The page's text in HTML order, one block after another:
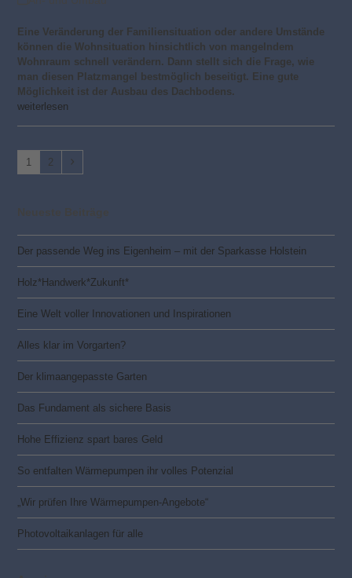
Eine Veränderung der Familiensituation oder andere Umstände
können die Wohnsituation hinsichtlich von mangelndem
Wohnraum schnell verändern. Dann stellt sich die Frage, wie
man diesen Platzmangel bestmöglich beseitigt. Eine gute
Möglichkeit ist der Ausbau des Dachbodens.
weiterlesen
Seite
1 Seite
2
Der passende Weg ins Eigenheim – mit der Sparkasse Holstein
Holz*Handwerk*Zukunft*
Eine Welt voller Innovationen und Inspirationen
Alles klar im Vorgarten?
Der klimaangepasste Garten
Das Fundament als sichere Basis
Hohe Effizienz spart bares Geld
So entfalten Wärmepumpen ihr volles Potenzial
„Wir prüfen Ihre Wärmepumpen-Angebote“
Photovoltaik­­anlagen für alle